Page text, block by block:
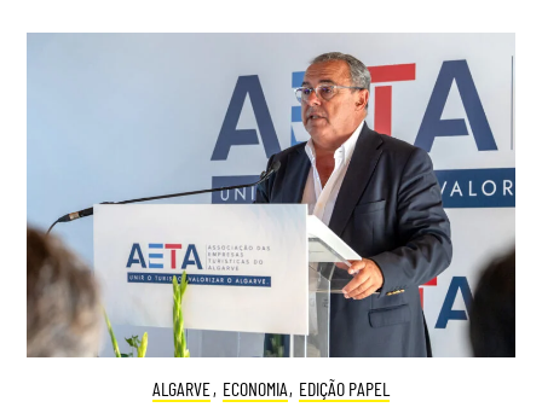
ALGARVE, ECONOMIA, EDIÇÃO PAPEL